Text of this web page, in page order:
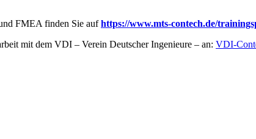
FMEA finden Sie aufhttps://www.mts-contech.de/
mit dem VDI – Verein Deutscher Ingenieure – an: VDI-